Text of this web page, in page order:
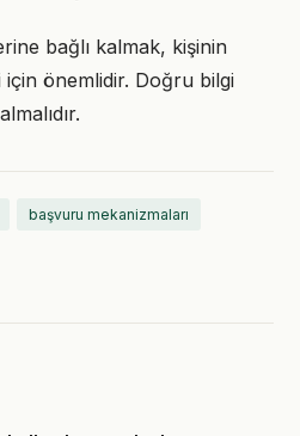
bağlı kalmak, kişinin
için önemlidir. Doğru bilgi
başvuru mekanizmaları